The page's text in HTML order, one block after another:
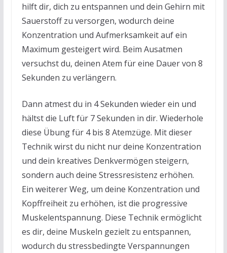
hilft dir, dich zu entspannen und dein Gehirn mit
Sauerstoff zu versorgen, wodurch deine
Konzentration und Aufmerksamkeit auf ein
Maximum gesteigert wird. Beim Ausatmen
versuchst du, deinen Atem für eine Dauer von 8
Sekunden zu verlängern.
Dann atmest du in 4 Sekunden wieder ein und
hältst die Luft für 7 Sekunden in dir. Wiederhole
diese Übung für 4 bis 8 Atemzüge. Mit dieser
Technik wirst du nicht nur deine Konzentration
und dein kreatives Denkvermögen steigern,
sondern auch deine Stressresistenz erhöhen.
Ein weiterer Weg, um deine Konzentration und
Kopffreiheit zu erhöhen, ist die progressive
Muskelentspannung. Diese Technik ermöglicht
es dir, deine Muskeln gezielt zu entspannen,
wodurch du stressbedingte Verspannungen